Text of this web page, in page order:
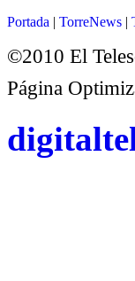
Portada | TorreNews |
©2010 El
Página